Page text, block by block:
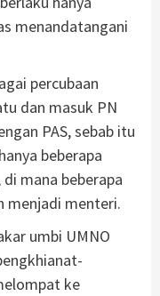
menandatangani
percubaan
dan masuk PN
PAS, sebab itu
beberapa
mana beberapa
menjadi menteri.
umbi UMNO
ke